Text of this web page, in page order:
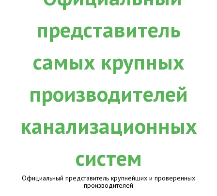
Официальный представитель крупнейших и проверенных
производителей